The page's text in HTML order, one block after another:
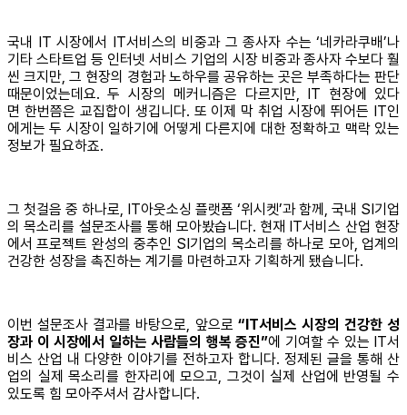
국내 IT 시장에서 IT서비스의 비중과 그 종사자 수는 ‘네카라쿠배’나
기타 스타트업 등 인터넷 서비스 기업의 시장 비중과 종사자 수보다 훨
씬 크지만, 그 현장의 경험과 노하우를 공유하는 곳은 부족하다는 판단
때문이었는데요. 두 시장의 메커니즘은 다르지만, IT 현장에 있다
면 한번쯤은 교집합이 생깁니다. 또 이제 막 취업 시장에 뛰어든 IT인
에게는 두 시장이 일하기에 어떻게 다른지에 대한 정확하고 맥락 있는
정보가 필요하죠.
그 첫걸음 중 하나로, IT아웃소싱 플랫폼 ‘위시켓’과 함께, 국내 SI기업
의 목소리를 설문조사를 통해 모아봤습니다. 현재 IT서비스 산업 현장
에서 프로젝트 완성의 중추인 SI기업의 목소리를 하나로 모아, 업계의
건강한 성장을 촉진하는 계기를 마련하고자 기획하게 됐습니다.
이번 설문조사 결과를 바탕으로, 앞으로 “IT서비스 시장의 건강한 성
장과 이 시장에서 일하는 사람들의 행복 증진”에 기여할 수 있는 IT서
비스 산업 내 다양한 이야기를 전하고자 합니다. 정제된 글을 통해 산
업의 실제 목소리를 한자리에 모으고, 그것이 실제 산업에 반영될 수
있도록 힘 모아주셔서 감사합니다.